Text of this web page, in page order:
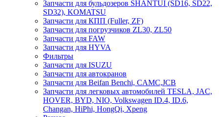
Запчасти для бульдозеров SHANTUI (SD16, SD22,
SD32), KOMATSU
Запчасти для КПП (Fuller, ZF)
Запчасти для погрузчиков ZL30, ZL50
Запчасти для FAW
Запчасти для HYVA
Фильтры
Запчасти для ISUZU
Запчасти для автокранов
Запчасти для Beifan Benchi, CAMC,JCB
Запчасти для легковых автомобилей TESLA, JAC,
HOVER, BYD, NIO, Volkswagen ID.4, ID.6,
Changan, HiPhi, HongQi, Xpeng